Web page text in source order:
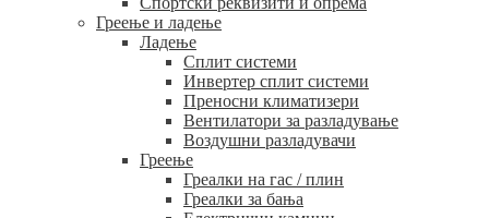
Греење и ладење
Ладење
Сплит системи
Инвертер сплит системи
Преносни климатизери
Вентилатори за разладување
Воздушни разладувачи
Греење
Греалки на гас / плин
Греалки за бања